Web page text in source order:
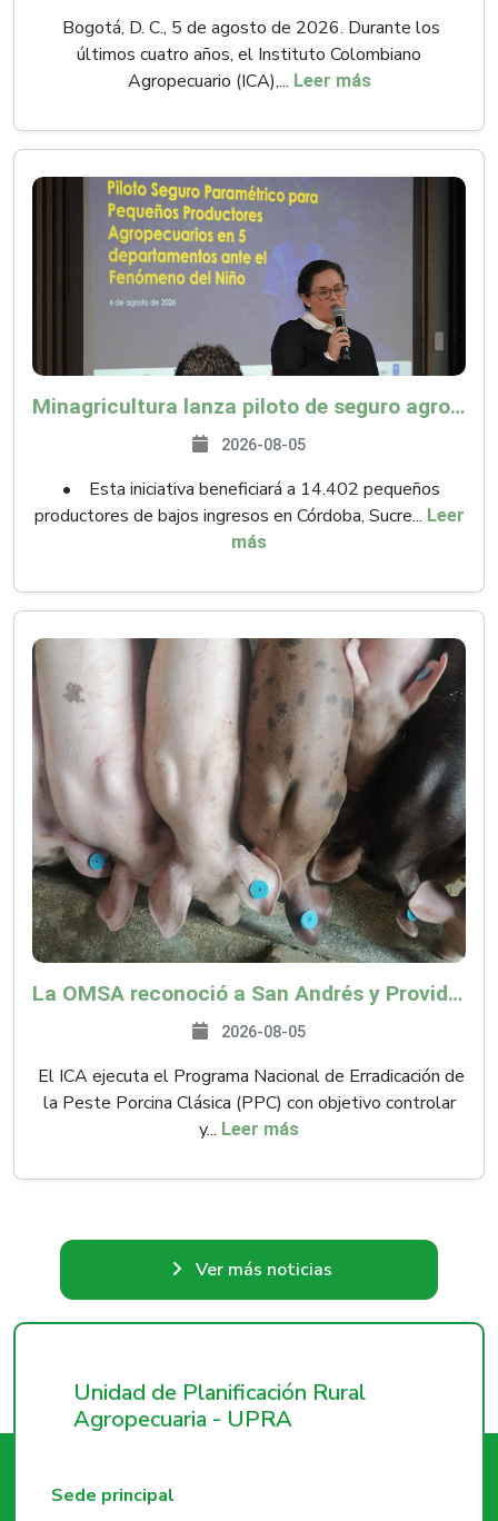
Bogotá, D. C., 5 de agosto de 2026. Durante los
últimos cuatro años, el Instituto Colombiano
Agropecuario (ICA),... Leer más
Minagricultura lanza piloto de seguro agropecuario por $9.625 millones para proteger a más de 14.000 pequeños productores contra riesgos del Fenómeno de El Niño
2026-08-05
• Esta iniciativa beneficiará a 14.402 pequeños
productores de bajos ingresos en Córdoba, Sucre... Leer
más
La OMSA reconoció a San Andrés y Providencia como zona libre de Peste Porcina Clásica (PPC)
2026-08-05
El ICA ejecuta el Programa Nacional de Erradicación de
la Peste Porcina Clásica (PPC) con objetivo controlar
y... Leer más
Ver más noticias
Unidad de Planificación Rural
Agropecuaria - UPRA
Sede principal